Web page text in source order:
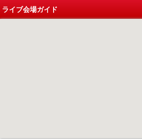
ライブ会場ガイド